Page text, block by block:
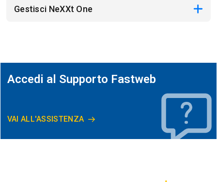
Gestisci NeXXt One
Accedi al Supporto Fastweb
VAI ALL'ASSISTENZA